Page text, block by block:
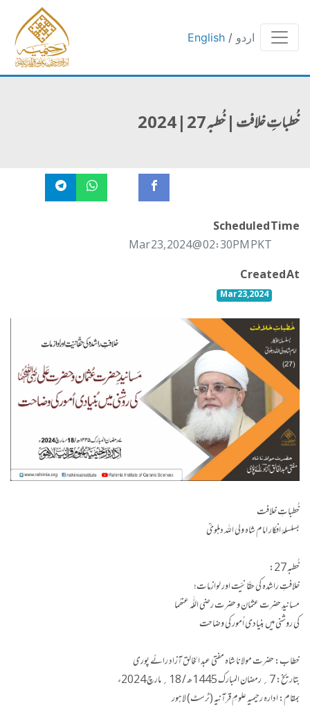
English / اردو
خُطباتِ خلافت | خُطبہ 27 | 2024
Scheduled Time
Mar 23, 2024 @ 02:30PM PKT
Created At
Mar 23, 2024
خُطباتِ خلافت
بسلسلۂ افکار امام شاہ ولی اللہ دہلویؒ
خُطبہ 27:
خلافتِ راشدہ کی حقّانیّت اور لوازمات؛
مسانیدِ حضرت عثمان و حضرت رضی اللّٰه عنھُما
کی روشنی میں بنیادی اُمور کی وضاحت
خطاب: حضرت مولانا شاہ مفتی عبد الخالق آزاد رائے پوری
بتاریخ: 7؍ رمضان المبارک 1445ھ / 18؍ مارچ 2024ء
بمقام: ادارہ رحیمیہ علومِ قرآنیہ (ٹرسٹ) لاہور